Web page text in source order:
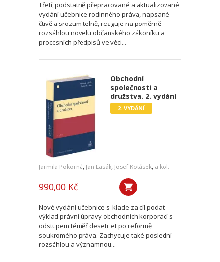
Třetí, podstatně přepracované a aktualizované
vydání učebnice rodinného práva, napsané
čtivě a srozumitelně, reaguje na poměrně
rozsáhlou novelu občanského zákoníku a
procesních předpisů ve věci...
Obchodní
společnosti a
družstva. 2. vydání
2. VYDÁNÍ
Jarmila Pokorná, Jan Lasák, Josef Kotásek, a kol.
990,00 Kč
Nové vydání učebnice si klade za cíl podat
výklad právní úpravy obchodních korporací s
odstupem téměř deseti let po reformě
soukromého práva. Zachycuje také poslední
rozsáhlou a významnou...